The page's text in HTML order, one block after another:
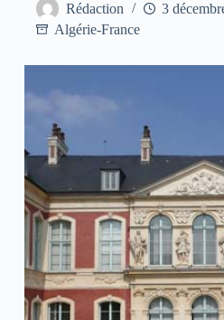
Rédaction
3
Algérie-France